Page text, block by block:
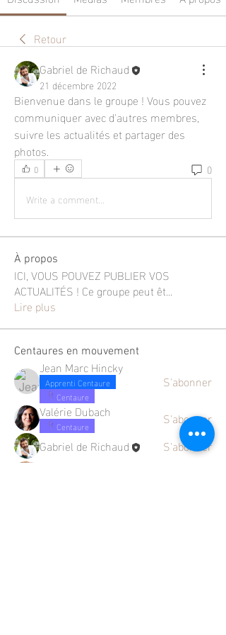
Retour
Gabriel de Richaud
21 décembre 2022
Bienvenue dans le groupe ! Vous pouvez
communiquer avec d'autres membres,
suivre les actualités et partager des
photos.
0
0
Write a comment...
À propos
ICI, VOUS POUVEZ PUBLIER VOS
ACTUALITÉS ! Ce groupe peut êt...
Lire plus
Centaures en mouvement
Jean Marc Hincky
Apprenti Centaure
Centaure
S'abonner
Valérie Dubach
Centaure
S'abonner
Gabriel de Richaud
S'abonner